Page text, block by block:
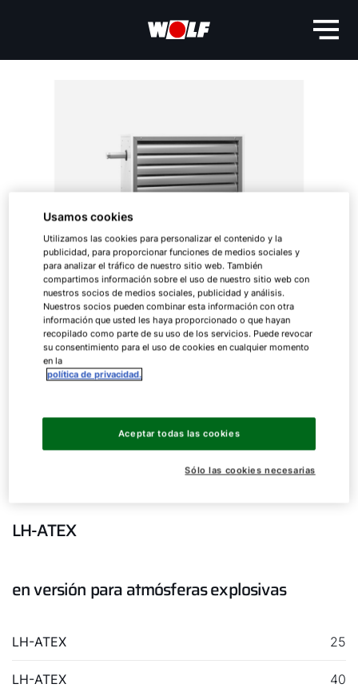
LH-ATEX
en versión para atmósferas explosivas
LH-ATEX 25
LH-ATEX 40
Herramientas
Important Links
Usamos cookies
Utilizamos las cookies para personalizar el contenido y la
publicidad, para proporcionar funciones de medios sociales y
para analizar el tráfico de nuestro sitio web. También
compartimos información sobre el uso de nuestro sitio web con
nuestros socios de medios sociales, publicidad y análisis.
Nuestros socios pueden combinar esta información con otra
información que usted les haya proporcionado o que hayan
recopilado como parte de su uso de los servicios. Puede revocar
su consentimiento para el uso de cookies en cualquier momento
en la
política de privacidad.
Sólo las cookies necesarias
Aceptar todas las cookies